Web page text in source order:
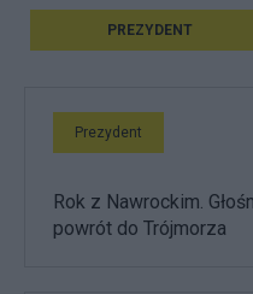
PREZYDENT
Prezydent
Rok z Nawrockim.
powrót do Trójmorza